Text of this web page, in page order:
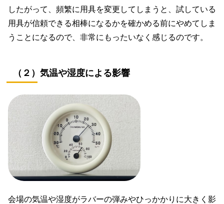
したがって、頻繁に用具を変更してしまうと、試している
用具が信頼できる相棒になるかを確かめる前にやめてしま
うことになるので、非常にもったいなく感じるのです。
（２）気温や湿度による影響
会場の気温や湿度がラバーの弾みやひっかかりに大きく影